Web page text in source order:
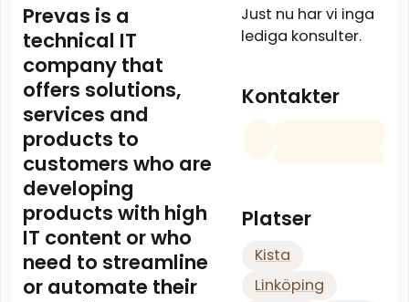
Prevas is a
technical IT
company that
offers solutions,
services and
products to
customers who are
developing
products with high
IT content or who
need to streamline
or automate their
Just nu har vi inga
lediga konsulter.
Kontakter
Platser
Kista
Linköping